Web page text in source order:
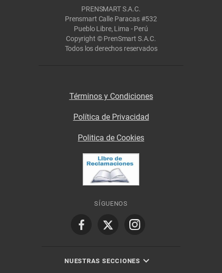
PRENSMART S.A.C.
Prensmart Calle Paracas #532
Pueblo Libre, Lima - Perú
Copyright © PrenSmart S.A.C.
Todos los derechos reservados
Términos y Condiciones
Política de Privacidad
Politica de Cookies
SÍGUENOS
NUESTRAS SECCIONES